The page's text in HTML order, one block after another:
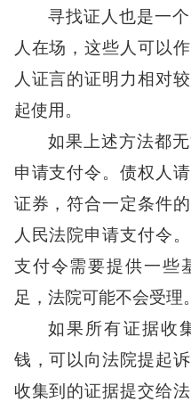
寻找证人也是一
人在场，这些人可以
人证言的证明力相对
起使用。
如果上述方法都
申请支付令。债权人
证券，符合一定条件
人民法院申请支付令
支付令需要提供一些
足，法院可能不会受理。
如果所有证据收
钱，可以向法院提起
收集到的证据提交给